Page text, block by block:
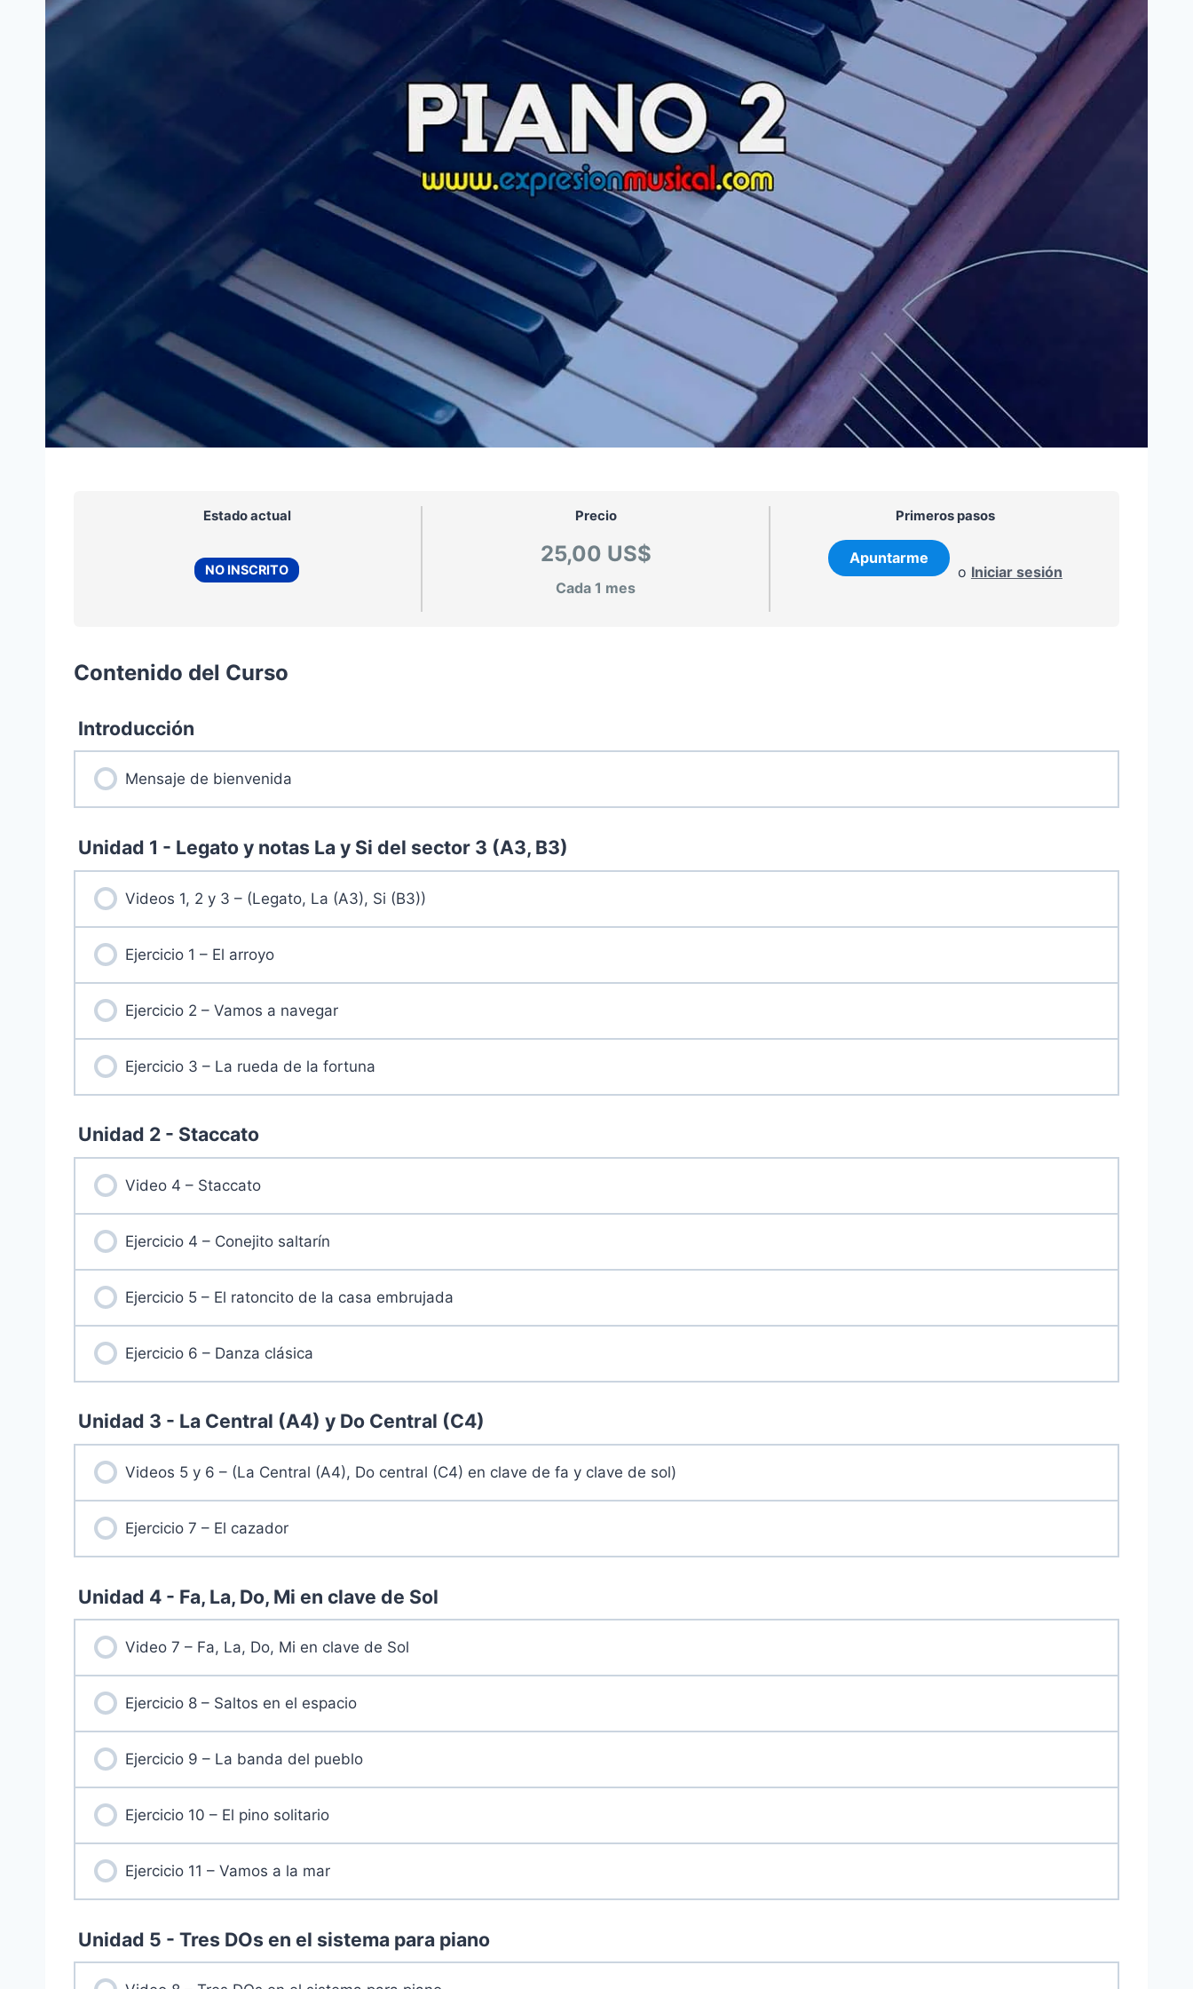
Estado actual
NO INSCRITO
Precio
25,00 US$
Cada 1 mes
Primeros pasos
o Iniciar sesión
Contenido del Curso
Introducción
Mensaje de bienvenida
Unidad 1 - Legato y notas La y Si del sector 3 (A3, B3)
Videos 1, 2 y 3 – (Legato, La (A3), Si (B3))
Ejercicio 1 – El arroyo
Ejercicio 2 – Vamos a navegar
Ejercicio 3 – La rueda de la fortuna
Unidad 2 - Staccato
Video 4 – Staccato
Ejercicio 4 – Conejito saltarín
Ejercicio 5 – El ratoncito de la casa embrujada
Ejercicio 6 – Danza clásica
Unidad 3 - La Central (A4) y Do Central (C4)
Videos 5 y 6 – (La Central (A4), Do central (C4) en clave de fa y clave de sol)
Ejercicio 7 – El cazador
Unidad 4 - Fa, La, Do, Mi en clave de Sol
Video 7 – Fa, La, Do, Mi en clave de Sol
Ejercicio 8 – Saltos en el espacio
Ejercicio 9 – La banda del pueblo
Ejercicio 10 – El pino solitario
Ejercicio 11 – Vamos a la mar
Unidad 5 - Tres DOs en el sistema para piano